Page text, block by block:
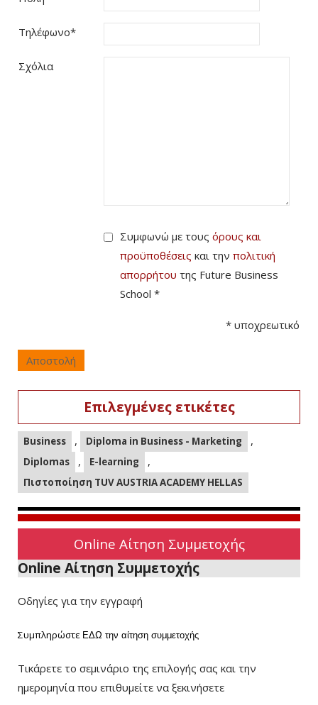
Τηλέφωνο*
Σχόλια
Συμφωνώ με τους όρους και
προϋποθέσεις και την πολιτική
απορρήτου της Future Business
School *
* υποχρεωτικό
Αποστολή
Επιλεγμένες ετικέτες
Business , Diploma in Business - Marketing ,
Diplomas , E-learning ,
Πιστοποίηση TUV AUSTRIA ACADEMY HELLAS
Online Αίτηση Συμμετοχής
Online Αίτηση Συμμετοχής
Οδηγίες για την εγγραφή
Συμπληρώστε ΕΔΩ την αίτηση συμμετοχής
Τικάρετε το σεμινάριο της επιλογής σας και την
ημερομηνία που επιθυμείτε να ξεκινήσετε